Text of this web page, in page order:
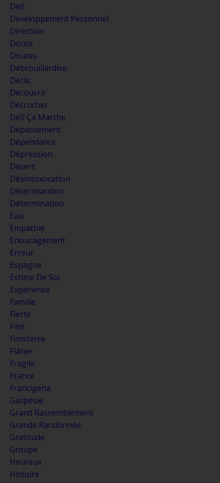
Defi
Developpement Personnel
Direction
Doute
Doutes
Débrouillardise
Déclic
Découvrir
Décrocher
Défi Ça Marche
Dépassement
Dépendance
Dépression
Désert
Désintoxocation
Détermiantion
Détermination
Eau
Empathie
Enouragement
Erreur
Espagne
Estime De Soi
Expérience
Famille
Fierté
Film
Finisterre
Flâner
Fragile
France
Francigena
Gaspésie
Grand Rassemblement
Grande Randonnée
Gratitude
Groupe
Heureux
Histoire